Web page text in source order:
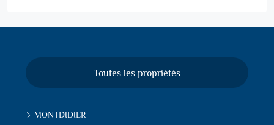
Toutes les propriétés
MONTDIDIER